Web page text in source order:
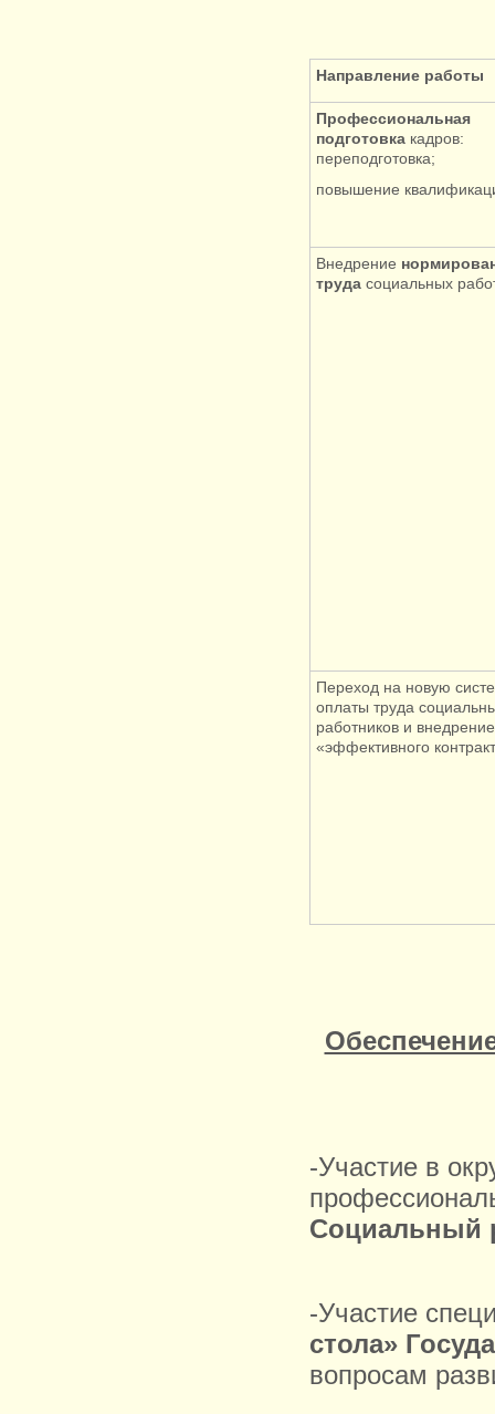
Направление работы
Профессиональная
подготовка кадров:
переподготовка;
повышение
Внедрение
труда социальных
Переход на новую
оплаты труда
работников и внедрение
«эффективного
-Участие в
Социальный
-Участие
стола»
вопросам